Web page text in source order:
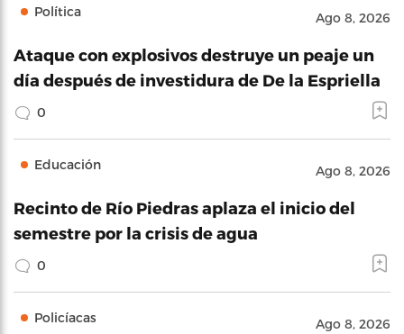
Política Ago 8, 2026
Ataque con explosivos destruye un peaje un
día después de investidura de De la Espriella
0
Educación Ago 8, 2026
Recinto de Río Piedras aplaza el inicio del
semestre por la crisis de agua
0
Policíacas Ago 8, 2026